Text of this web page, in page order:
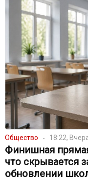
Общество 18:22,
Финишная
что скрывается
обновлении